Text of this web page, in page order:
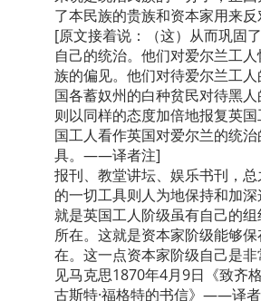
了本民族的贵族和资本家用来
[原文接着说：（这）从而巩固
自己的统治。他们对爱尔兰工
族的偏见。他们对待爱尔兰工
国各蓄奴州的白种贫民对待黑
则以同样的态度加倍地报复英
国工人看作英国对爱尔兰的统
具。——译者注]
报刊、教堂讲坛、娱乐书刊，
的一切工具则人为地保持和加
就是英国工人阶级虽有自己的
所在。这就是资本家阶级能够
在。这一点资本家阶级自己是
见马克思1870年4月9日《致齐
古斯特·福格特的书信》——译